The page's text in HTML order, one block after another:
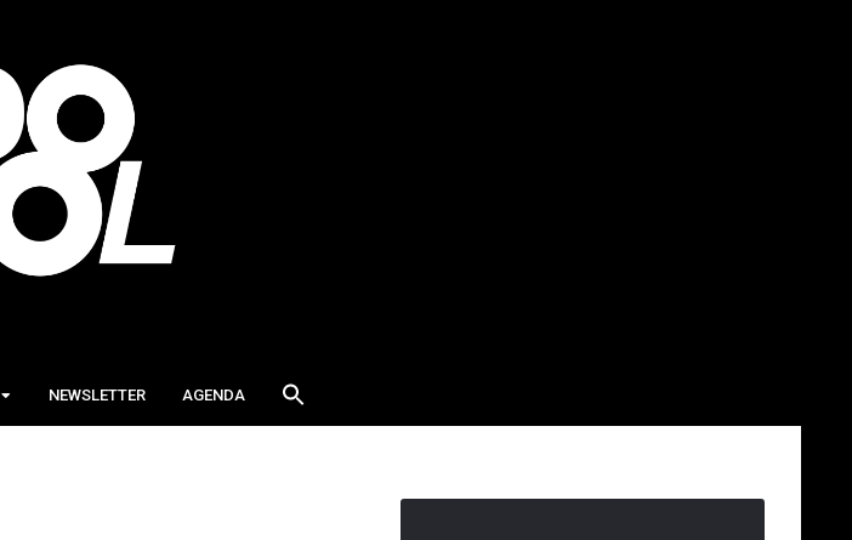
NEWSLETTER AGENDA